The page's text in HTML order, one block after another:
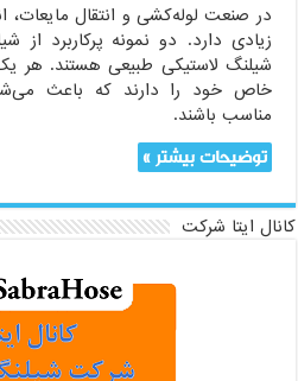
در صنعت لوله‌کشی و انتقال
زیادی دارد. دو نمونه پرکاربرد از
شیلنگ لاستیکی طبیعی هستند. هر
خاص خود را دارند که باعث
مناسب باشند.
توضیحات بیشتر »
کانال ایتا شرکت